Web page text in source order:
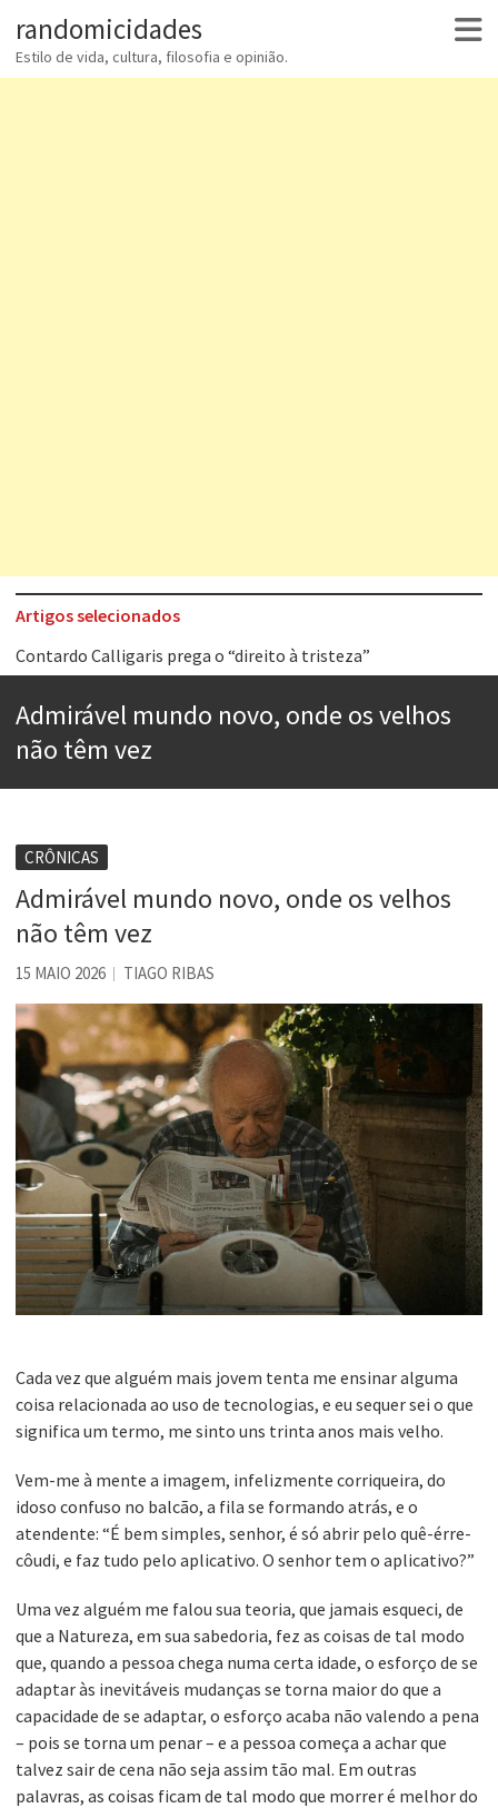
randomicidades
Estilo de vida, cultura, filosofia e opinião.
Artigos selecionados
Contardo Calligaris prega o “direito à tristeza”
Os causos de Jorge Luis Borges
Tem que filmar isso daí
A construção da urbanidade
Aprender a fracassar é o segredo do sucesso
Admirável mundo novo, onde os velhos
não têm vez
CRÔNICAS
Admirável mundo novo, onde os velhos
não têm vez
15 MAIO 2026 TIAGO RIBAS
Cada vez que alguém mais jovem tenta me ensinar alguma
coisa relacionada ao uso de tecnologias, e eu sequer sei o que
significa um termo, me sinto uns trinta anos mais velho.
Vem-me à mente a imagem, infelizmente corriqueira, do
idoso confuso no balcão, a fila se formando atrás, e o
atendente: “É bem simples, senhor, é só abrir pelo quê-érre-
côudi, e faz tudo pelo aplicativo. O senhor tem o aplicativo?”
Uma vez alguém me falou sua teoria, que jamais esqueci, de
que a Natureza, em sua sabedoria, fez as coisas de tal modo
que, quando a pessoa chega numa certa idade, o esforço de se
adaptar às inevitáveis mudanças se torna maior do que a
capacidade de se adaptar, o esforço acaba não valendo a pena
– pois se torna um penar – e a pessoa começa a achar que
talvez sair de cena não seja assim tão mal. Em outras
palavras, as coisas ficam de tal modo que morrer é melhor do